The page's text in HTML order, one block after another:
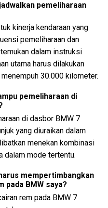
pemeliharaan
kinerja kendaraan yang
pemeliharaan dan
dalam instruksi
utama harus dilakukan
30.000 kilometer.
pemeliharaan di
di dasbor BMW 7
yang diuraikan dalam
menekan kombinasi
dalam mode tertentu.
mempertimbangkan
pada BMW saya?
rem pada BMW 7